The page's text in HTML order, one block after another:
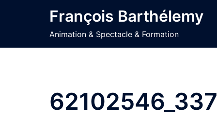
François Barthélemy
Animation & Spectacle & Formation